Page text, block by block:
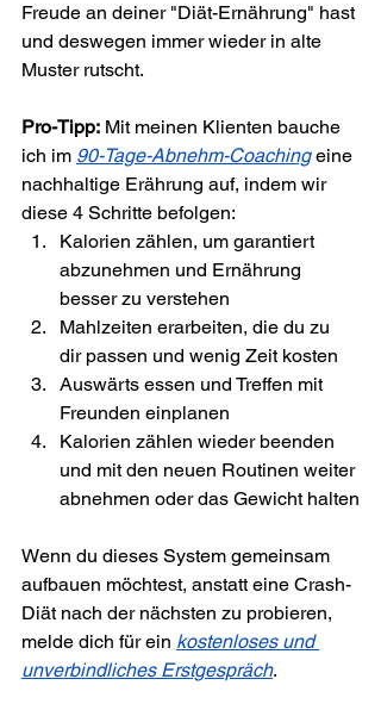
Freude an deiner "Diät-Ernährung" hast
und deswegen immer wieder in alte
Muster rutscht.
Pro-Tipp: Mit meinen Klienten bauche
ich im 90-Tage-Abnehm-Coaching eine
nachhaltige Erährung auf, indem wir
diese 4 Schritte befolgen:
Kalorien zählen, um garantiert
abzunehmen und Ernährung
besser zu verstehen
Mahlzeiten erarbeiten, die du zu
dir passen und wenig Zeit kosten
Auswärts essen und Treffen mit
Freunden einplanen
Kalorien zählen wieder beenden
und mit den neuen Routinen weiter
abnehmen oder das Gewicht halten
Wenn du dieses System gemeinsam
aufbauen möchtest, anstatt eine Crash-
Diät nach der nächsten zu probieren,
melde dich für ein kostenloses und
unverbindliches Erstgespräch.